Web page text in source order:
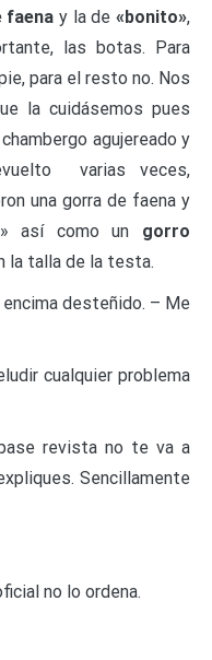
faena y la de«bonito»,
las botas. Para
para el resto no. Nos
la cuidásemos pues
agujereado y
varias veces,
una gorra de faena y
así como un gorro
la talla de la testa.
desteñido. – Me
cualquier problema
revista no te va a
Sencillamente
no lo ordena.